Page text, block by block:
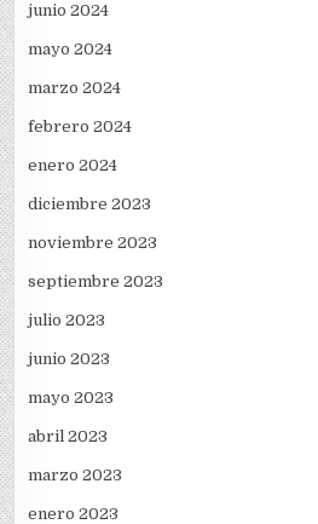
junio 2024
mayo 2024
marzo 2024
febrero 2024
enero 2024
diciembre 2023
noviembre 2023
septiembre 2023
julio 2023
junio 2023
mayo 2023
abril 2023
marzo 2023
enero 2023